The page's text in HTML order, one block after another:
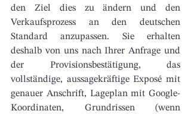
den Ziel dies zu ändern und den
Verkaufsprozess an den deutschen
Standard anzupassen. Sie erhalten
deshalb von uns nach Ihrer Anfrage und
der Provisionsbestätigung, das
vollständige, aussagekräftige Exposé mit
genauer Anschrift, Lageplan mit Google-
Koordinaten, Grundrissen (wenn